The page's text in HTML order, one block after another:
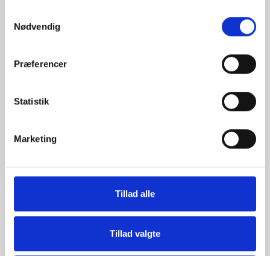
Nødvendig
Præferencer
Statistik
Marketing
Tillad alle
Tillad valgte
8700 Horsens
info@rammeshoppen.dk
Fredag: 09.00-15.30